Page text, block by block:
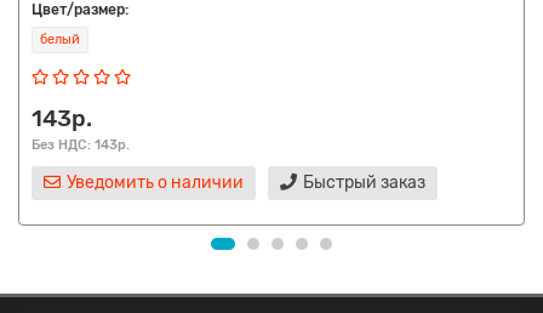
Цвет/размер:
белый
143р.
Без НДС: 143р.
Уведомить о наличии Быстрый заказ